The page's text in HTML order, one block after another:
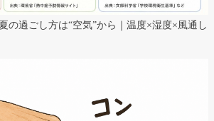
の過ごし方は“空気”から｜温度×湿度×風通し